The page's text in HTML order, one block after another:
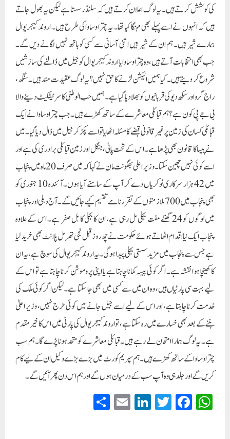
کی کوشش کرتے ہیں۔ یہ لوگ اعلان کرتے ہیں کہ سلنڈر سستا ہے لیکن یہ بھول جاتے
ہیں کہ انہوں نے اسے پہلے بھی مہنگا کیا تھا۔ یہ چترا وساوا کی طرح ہیں۔ اروند کیجریوال
ہمارے شیر ہیں۔ ہم ان کے شیر ہیں اتنی آسانی سے کسی کو ہاتھ نہیں لگانے دیں گے۔
جب بھی انتخابات آتے ہیں، وہ چترا وساوا یا اروند کیجریوال کو جیل میں ڈالنے کی سازشیں
شروع کر دیتے ہیں۔ کیا ہمیں الیکشن لڑنے کا حق نہیں؟ یہ لوگ عقیدت مند ہیں۔سنگھ،
راج گرو اور سکھ دیو کی قربانیوں کو بھلا دیا گیا ہے۔ ہمیں حب الوطنی کا سرٹیفکیٹ دینے والا
بی جے پی کون ہے؟ ہم قبائلی معاشرے کے ساتھ کھڑے ہیں۔ جب چترا وساوا نے ایک
قبائلی کسان کی زمین پر غیر قانونی قبضے کا مسئلہ اٹھایا تو اسے پکڑ کر جیل میں ڈال دیا گیا۔ میں
نے پیسا کا قانون بھی پڑھا ہے۔اس کے تحت پانی، جنگل اور زمین قبائلی برادری کی ہے اور
اسے کوئی نہیں چھین سکتا۔وزیر اعلی بھگونت مان نے کہا کہ میں صرف 20 ماہ میں پنجاب
میں 42 ہزار سرکاری نوکریاں دے کر آپ کے سامنے آیا ہوں۔ آئندہ 10 جنوری کو
بھی پنجاب میں 700 ملازمتوں کے تقرر نامے تقسیم کیے جائیں گے۔ آج دہلی اور پنجاب
میں لوگوں کو 24 گھنٹے مفت بجلی مل رہی ہے، ان کا بجلی کا بل صفر ہے۔ اس کے علاوہ
پنجاب ایک نیا اقدام اٹھاتے ہوئے حکومت نے چھ روز قبل نجی تھرمل پلانٹ بھی خرید لیا
ہے جس سے پنجاب میں مزید سستی بجلی پیدا ہوگی۔ یہ اروند کیجریوال کی سوچ ہے، یہ ان
کا کھینچا ہوا نقشہ ہے۔ اگر کوئی پیسہ کمانا چاہتا ہے یا اپنی پروموشن کرنا چاہتا ہے تو اس کے
لیے بہت سی پارٹیاں ہیں، وہ ان میں سے کسی میں بھی جا سکتا ہے۔لیکن اگر کوئی ملک کی
خدمت کرنا چاہتا ہے، اور اس کے لیے اسے جیل جانے میں کوئی حرج نہیں، وزیر اعلیٰ
بننے کے بعد بھی خسارے میں رہ سکتا ہے، تو اروند کیجریوال کی پارٹی میں اس کا خیر مقدم
ہے۔ یہ لوگ ہمارا امتحان لے رہے ہیں۔ قبائلی معاشرے کو متحد ہونا پڑے گا۔ ہم سب
چترا وساوا کے ساتھ کھڑے ہیں۔ ہم سپریم کورٹ میں بڑے بڑے وکیل ان کے لیے کام
کریں گے اور جلد ہی وہ آپ سب کے درمیان ہوں گے اور ہم اس دن پھر آئیں گے۔
W
ha
Fa
ce
T
wi
Li
nk
E
m